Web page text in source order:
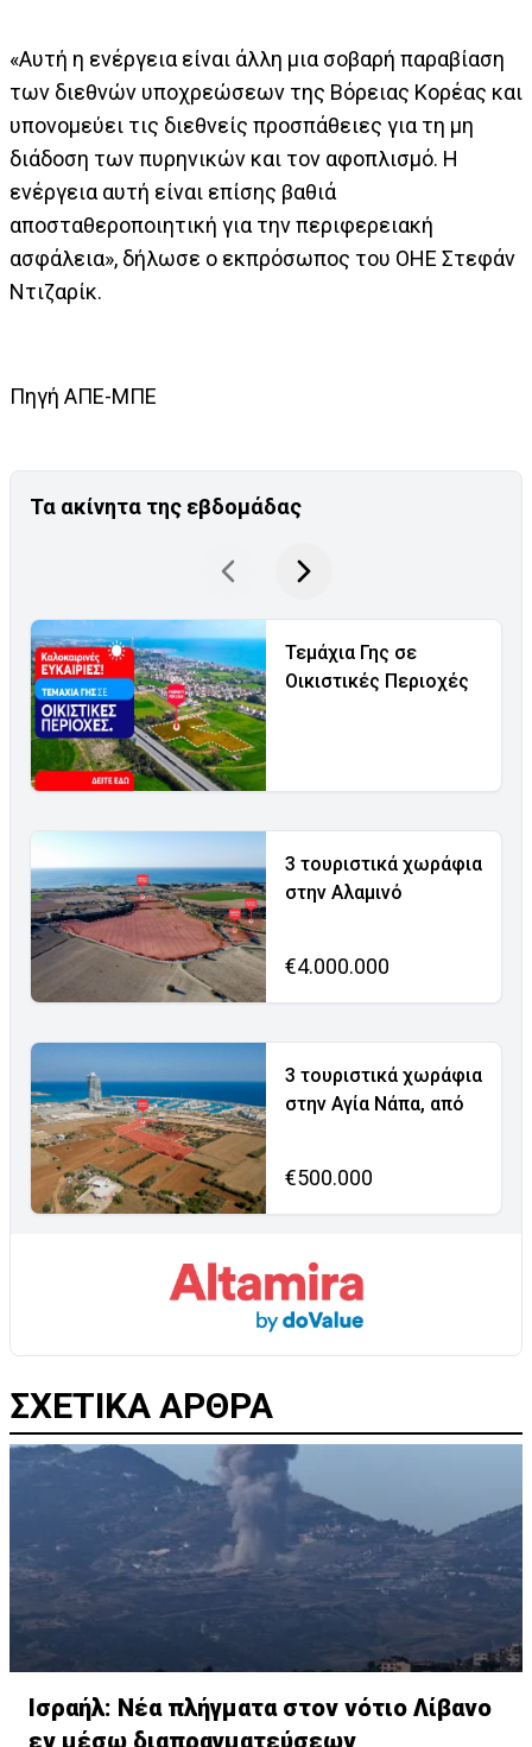
«Αυτή η ενέργεια είναι άλλη μια σοβαρή παραβίαση
των διεθνών υποχρεώσεων της Βόρειας Κορέας και
υπονομεύει τις διεθνείς προσπάθειες για τη μη
διάδοση των πυρηνικών και τον αφοπλισμό. Η
ενέργεια αυτή είναι επίσης βαθιά
αποσταθεροποιητική για την περιφερειακή
ασφάλεια», δήλωσε ο εκπρόσωπος του ΟΗΕ Στεφάν
Ντιζαρίκ.
Πηγή ΑΠΕ-ΜΠΕ
Τα ακίνητα της εβδομάδας
Τεμάχια Γης σε
Οικιστικές Περιοχές
3 τουριστικά χωράφια
στην Αλαμινό
€4.000.000
3 τουριστικά χωράφια
στην Αγία Νάπα, από
€500.000
ΣΧΕΤΙΚΑ ΑΡΘΡΑ
Ισραήλ: Νέα πλήγματα στον νότιο Λίβανο
εν μέσω διαπραγματεύσεων